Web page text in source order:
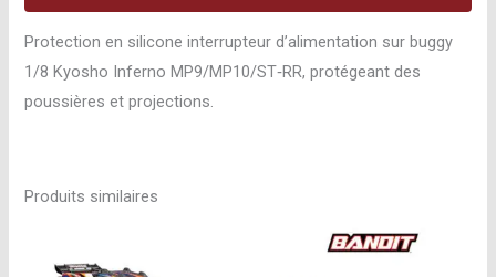
Protection en silicone interrupteur d’alimentation sur buggy
1/8 Kyosho Inferno MP9/MP10/ST‑RR, protégeant des
poussières et projections.
Produits similaires